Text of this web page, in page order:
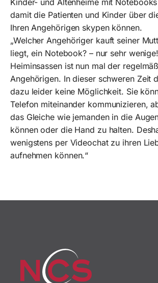
Kinder- und Altenheime mit
damit die Patienten und Kinder über
Ihren Angehörigen skypen können.
„Welcher Angehöriger kauft seiner
liegt, ein Notebook? – nur sehr
Heiminsassen ist nun mal der
Angehörigen. In dieser schweren Zeit
dazu leider keine Möglichkeit. Sie
Telefon miteinander kommunizieren,
das Gleiche wie jemanden in die
können oder die Hand zu halten.
wenigstens per Videochat zu ihren
aufnehmen können.“